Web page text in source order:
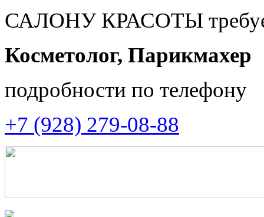
САЛОНУ КРАСОТЫ
Косметолог, Парикмахер
подробности по телефону
+7 (928) 279-08-88